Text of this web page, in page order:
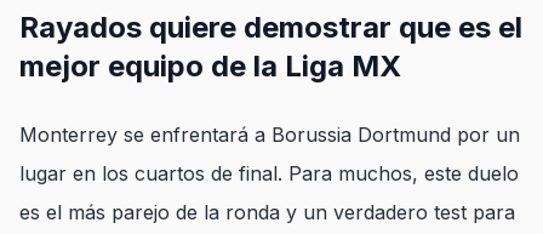
Rayados quiere demostrar que es el
mejor equipo de la Liga MX
Monterrey se enfrentará a Borussia Dortmund por un
lugar en los cuartos de final. Para muchos, este duelo
es el más parejo de la ronda y un verdadero test para